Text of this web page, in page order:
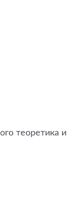
теоретика и